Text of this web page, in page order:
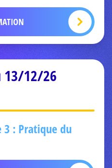
13/12/26
3 : Pratique du